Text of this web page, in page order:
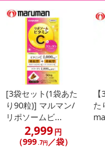
【配送伝票番号について】
※配送形態がメール便の
伝票番号がマイページに
【配送日時の指定について
※配送日時の指定が可能
配送日、配送時間が異な
カート機能をご利用の場
[3袋セット(1袋あた
り90粒)] マルマン/
リポソームビ...
2,999円
（999.7円／袋）
た